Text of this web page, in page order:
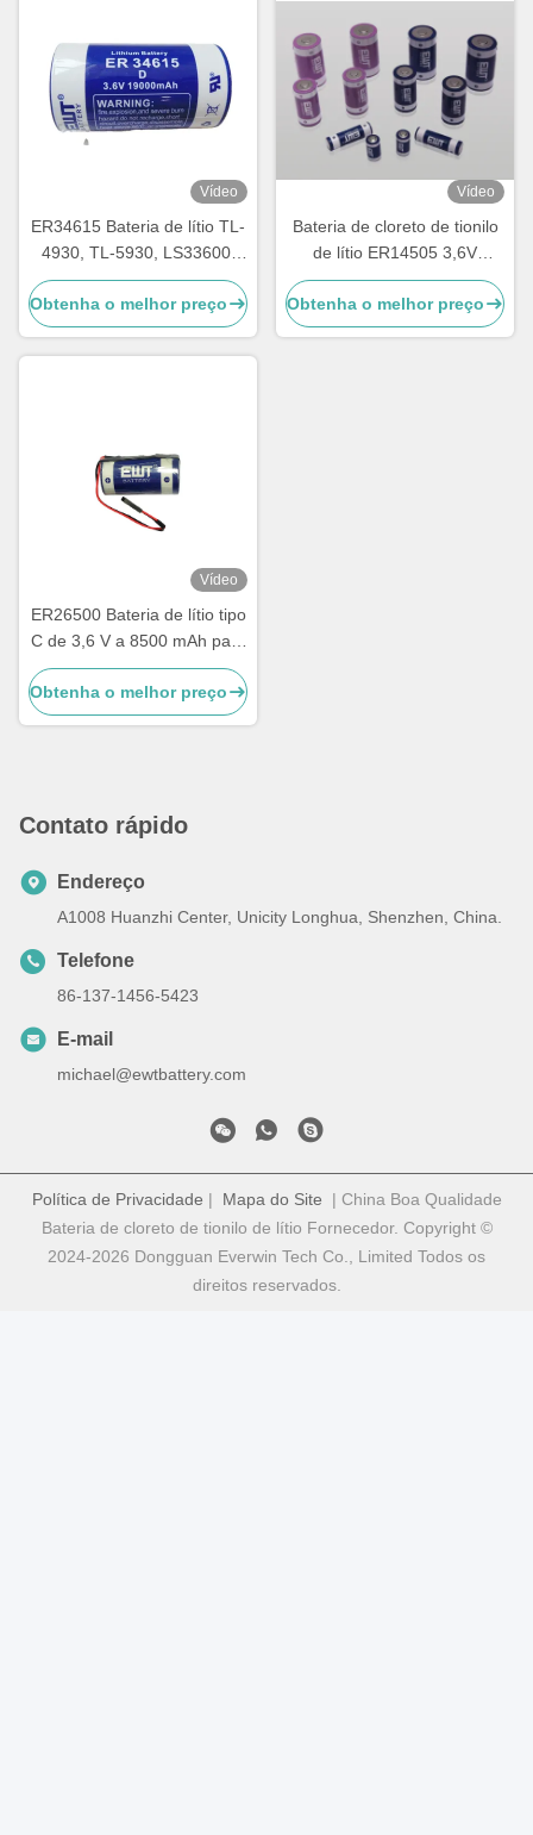
Vídeo
ER34615 Bateria de lítio TL-
4930, TL-5930, LS33600,
LS33600C, XL-200F, XL-
205F, SB-D01, SB-D02, PT-
2300
Obtenha o melhor preço
Vídeo
Bateria de cloreto de tionilo
de lítio ER14505 3,6V
4800mAh
Obtenha o melhor preço
Vídeo
ER26500 Bateria de lítio tipo
C de 3,6 V a 8500 mAh para
dispositivos IoT e medidores
industriais
Obtenha o melhor preço
Contato rápido
Endereço
A1008 Huanzhi Center, Unicity Longhua, Shenzhen, China.
Telefone
86-137-1456-5423
E-mail
michael@ewtbattery.com
Política de Privacidade | Mapa do Site | China Boa Qualidade
Bateria de cloreto de tionilo de lítio Fornecedor. Copyright ©
2024-2026 Dongguan Everwin Tech Co., Limited Todos os
direitos reservados.